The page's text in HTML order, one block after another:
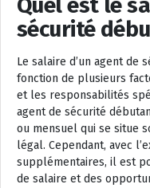
Quel est le
sécurité
Le salaire d’un agent de
fonction de plusieurs
et les responsabilités
agent de sécurité
ou mensuel qui se situe
légal. Cependant, avec
supplémentaires, il est
de salaire et des